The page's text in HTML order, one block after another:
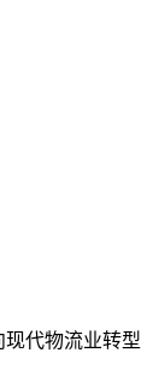
代物流业转型